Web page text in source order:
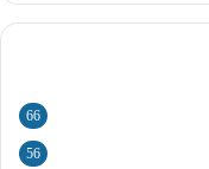
66
56